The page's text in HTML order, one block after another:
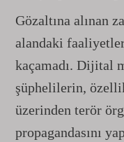
Gözaltına alınan
alandaki
kaçamadı. Dijital
şüphelilerin,
üzerinden terör
propagandasını